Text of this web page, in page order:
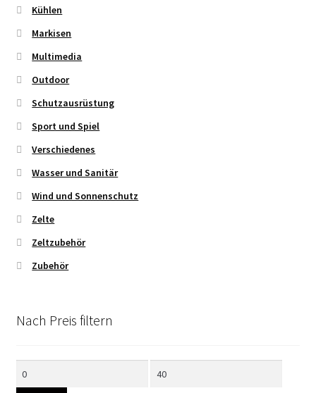
Kühlen
Markisen
Multimedia
Outdoor
Schutzausrüstung
Sport und Spiel
Verschiedenes
Wasser und Sanitär
Wind und Sonnenschutz
Zelte
Zeltzubehör
Zubehör
Nach Preis filtern